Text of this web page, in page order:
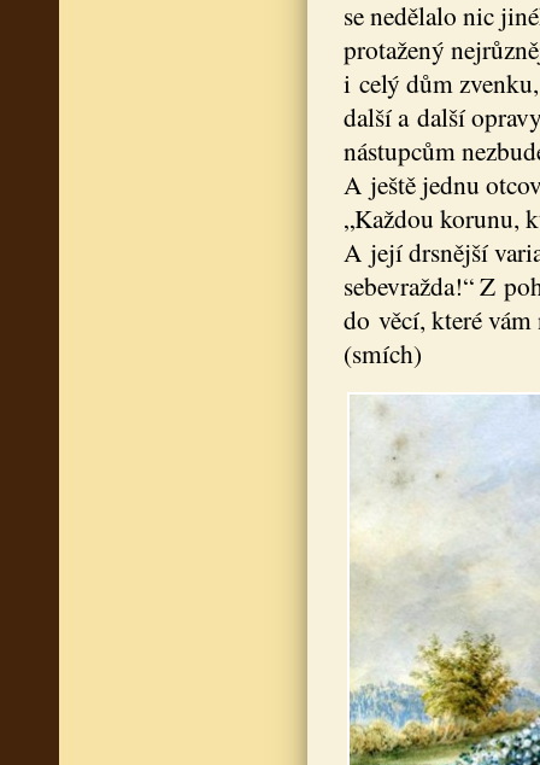
se nedělalo nic
protažený
i celý dům
další a další
nástupcům
A ještě jednu
„Každou korunu,
A její drsnější
sebevražda!“ Z
do věcí, které
(smích)